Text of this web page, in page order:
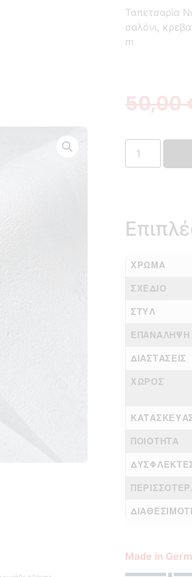
Ταπετσαρία
σαλόνι,
m
50,00
ΧΡΏΜΑ
ΣΧΈΔΙΟ
ΣΤΥΛ
ΕΠΑΝΆΛΗΨΗ
ΔΙΑΣΤΆΣΕΙΣ
ΧΏΡΟΣ
ΠΟΙΌΤΗΤΑ
Made in